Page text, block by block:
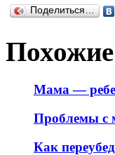
Поделиться…
Мама —
Проблемы с
Как